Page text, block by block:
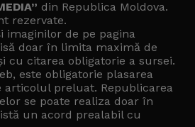
din Republica Moldova.
rezervate.
imaginilor de pe pagina
doar în limita maximă de
cu citarea obligatorie a sursei.
este obligatorie plasarea
preluat. Republicarea
se poate realiza doar în
un acord prealabil cu